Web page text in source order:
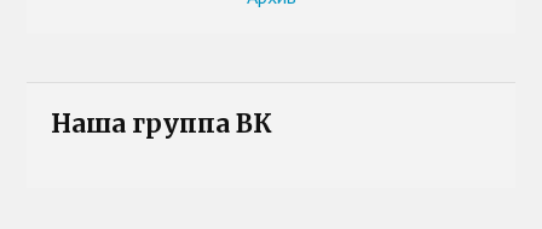
Наша группа ВК